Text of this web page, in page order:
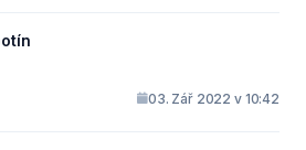
03. Zář 2022 v 10:42